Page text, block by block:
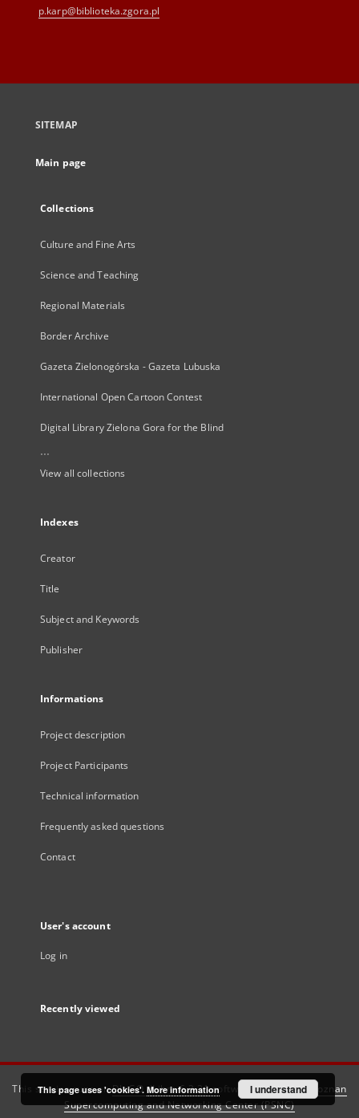
p.karp@biblioteka.zgora.pl
SITEMAP
Main page
Collections
Culture and Fine Arts
Science and Teaching
Regional Materials
Border Archive
Gazeta Zielonogórska - Gazeta Lubuska
International Open Cartoon Contest
Digital Library Zielona Gora for the Blind
...
View all collections
Indexes
Creator
Title
Subject and Keywords
Publisher
Informations
Project description
Project Participants
Technical information
Frequently asked questions
Contact
User's account
Log in
Recently viewed
This service runs onDInGO dLibra 6.3.21software created by
Poznan
Supercomputing and Networking Center (PSNC)
This page uses 'cookies'. More information I understand